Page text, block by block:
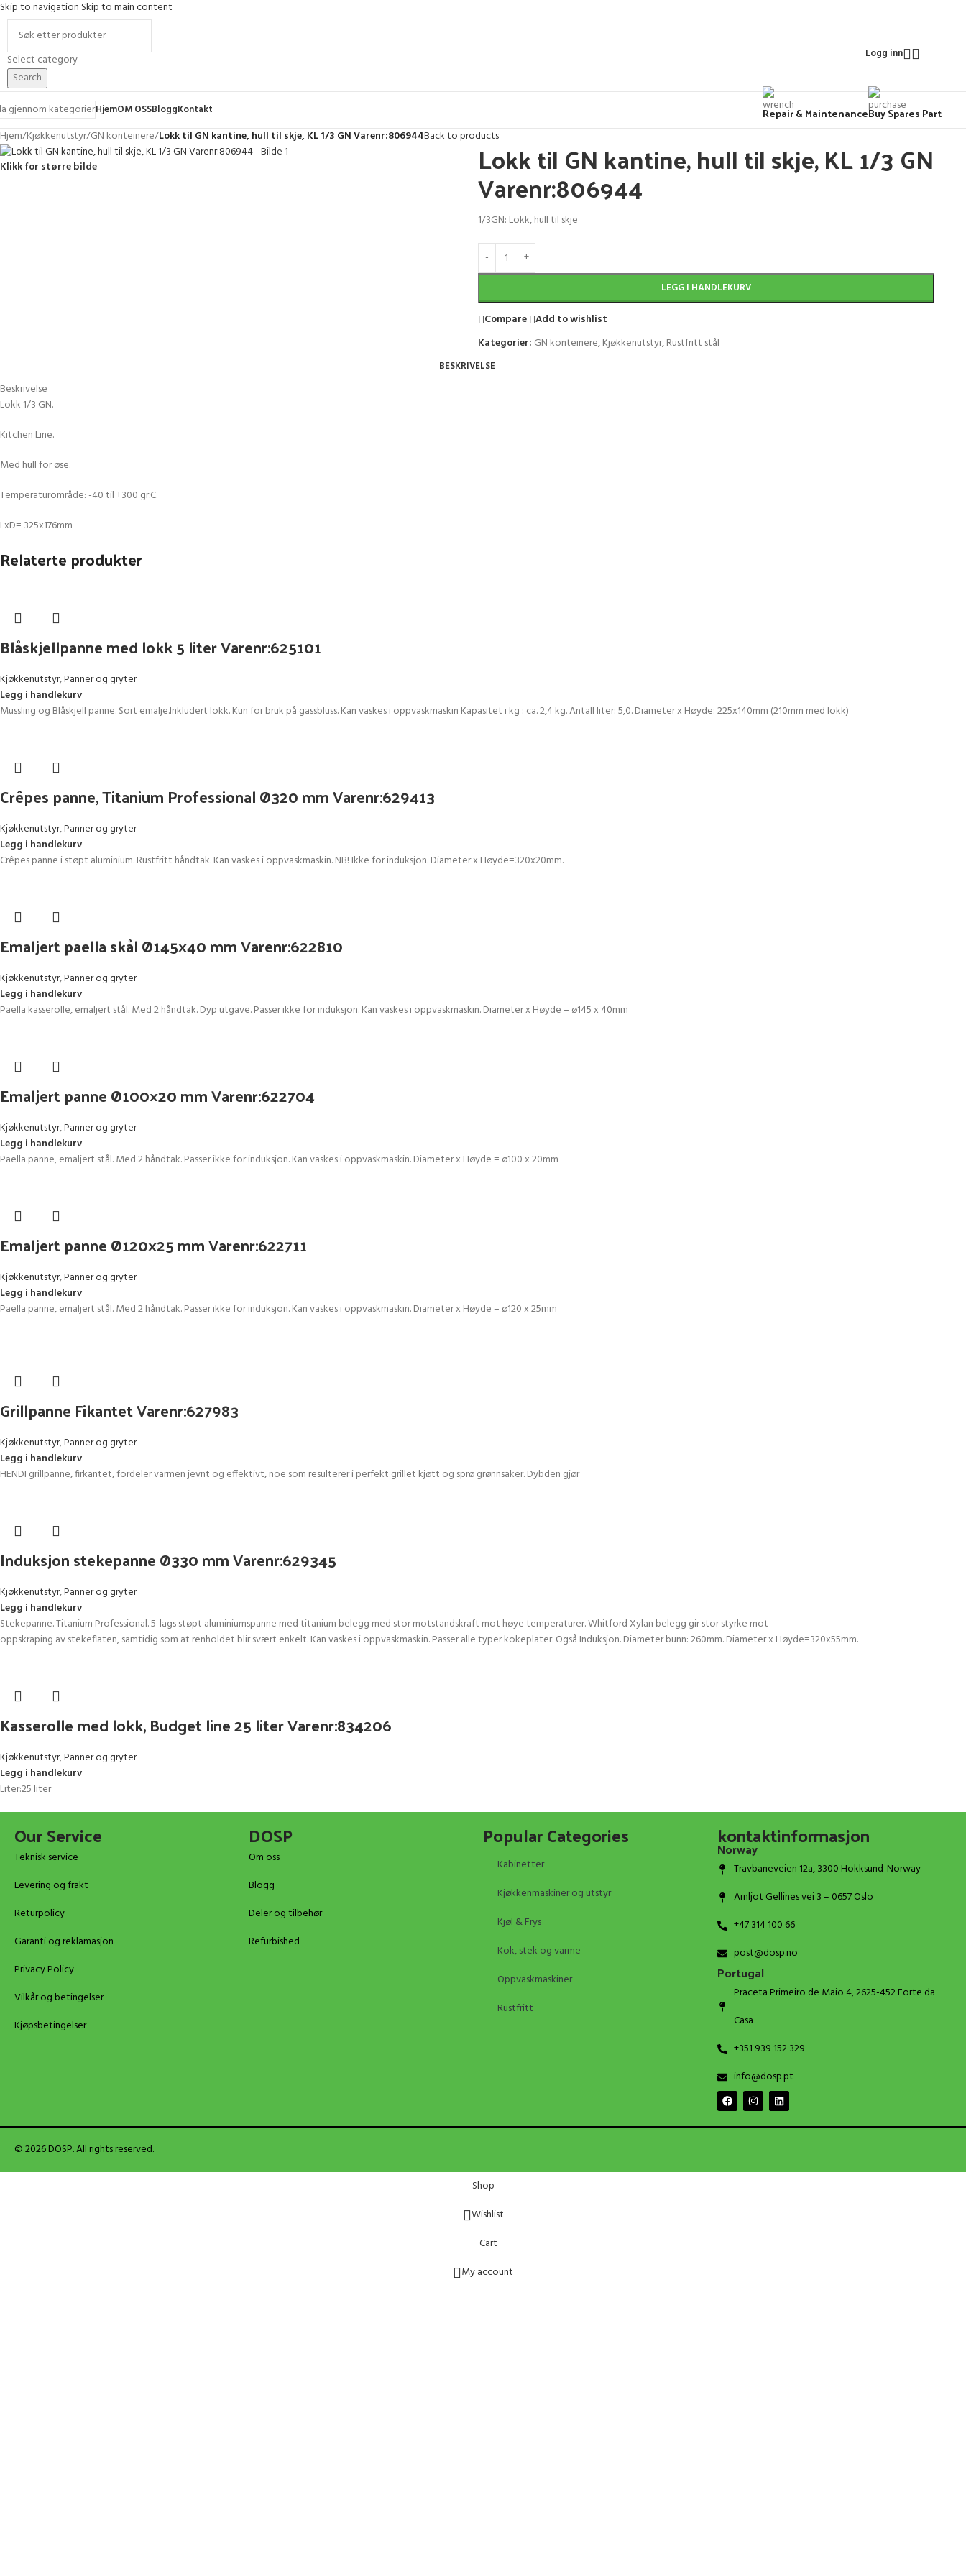
Skip to navigation Skip to main content
Select category
Search
Logg inn
gjennom kategorierHjemOM OSSBloggKontakt Repair & MaintenanceBuy Spares Part
Hjem/Kjøkkenutstyr/GN konteinere/Lokk til GN kantine, hull til skje, KL 1/3 GN Varenr:806944Back to products
Klikk for større bilde
Lokk til GN kantine, hull til skje, KL 1/3 GN
Varenr:806944
1/3GN: Lokk, hull til skje
LEGG I HANDLEKURV
Compare Add to wishlist
Kategorier: GN konteinere,Kjøkkenutstyr,Rustfritt stål
BESKRIVELSE
Beskrivelse
Lokk 1/3 GN.
Kitchen Line.
Med hull for øse.
Temperaturområde: -40 til +300 gr.C.
LxD= 325x176mm
Relaterte produkter
Blåskjellpanne med lokk 5 liter Varenr:625101
Kjøkkenutstyr,Panner og gryter
Legg i handlekurv
Mussling og Blåskjell panne. Sort emalje.Inkludert lokk. Kun for bruk på gassbluss. Kan vaskes i oppvaskmaskin Kapasitet i kg : ca. 2,4 kg. Antall liter: 5,0. Diameter x Høyde: 225x140mm (210mm med lokk)
Crêpes panne, Titanium Professional Ø320 mm Varenr:629413
Kjøkkenutstyr,Panner og gryter
Legg i handlekurv
Crêpes panne i støpt aluminium. Rustfritt håndtak. Kan vaskes i oppvaskmaskin. NB! Ikke for induksjon. Diameter x Høyde=320x20mm.
Emaljert paella skål Ø145×40 mm Varenr:622810
Kjøkkenutstyr,Panner og gryter
Legg i handlekurv
Paella kasserolle, emaljert stål. Med 2 håndtak. Dyp utgave. Passer ikke for induksjon. Kan vaskes i oppvaskmaskin. Diameter x Høyde = ø145 x 40mm
Emaljert panne Ø100×20 mm Varenr:622704
Kjøkkenutstyr,Panner og gryter
Legg i handlekurv
Paella panne, emaljert stål. Med 2 håndtak. Passer ikke for induksjon. Kan vaskes i oppvaskmaskin. Diameter x Høyde = ø100 x 20mm
Emaljert panne Ø120×25 mm Varenr:622711
Kjøkkenutstyr,Panner og gryter
Legg i handlekurv
Paella panne, emaljert stål. Med 2 håndtak. Passer ikke for induksjon. Kan vaskes i oppvaskmaskin. Diameter x Høyde = ø120 x 25mm
Grillpanne Fikantet Varenr:627983
Kjøkkenutstyr,Panner og gryter
Legg i handlekurv
HENDI grillpanne, firkantet, fordeler varmen jevnt og effektivt, noe som resulterer i perfekt grillet kjøtt og sprø grønnsaker. Dybden gjør
Induksjon stekepanne Ø330 mm Varenr:629345
Kjøkkenutstyr,Panner og gryter
Legg i handlekurv
Stekepanne. Titanium Professional. 5-lags støpt aluminiumspanne med titanium belegg med stor motstandskraft mot høye temperaturer. Whitford Xylan belegg gir stor styrke mot
oppskraping av stekeflaten, samtidig som at renholdet blir svært enkelt. Kan vaskes i oppvaskmaskin. Passer alle typer kokeplater. Også Induksjon. Diameter bunn: 260mm. Diameter x Høyde=320x55mm.
Kasserolle med lokk, Budget line 25 liter Varenr:834206
Kjøkkenutstyr,Panner og gryter
Legg i handlekurv
Liter:25 liter
Our Service
Teknisk service
Levering og frakt
Returpolicy
Garanti og reklamasjon
Privacy Policy
Vilkår og betingelser
Kjøpsbetingelser
DOSP
Om oss
Blogg
Deler og tilbehør
Refurbished
Popular Categories
Kabinetter
Kjøkkenmaskiner og utstyr
Kjøl & Frys
Kok, stek og varme
Oppvaskmaskiner
Rustfritt
kontaktinformasjon
Norway
Travbaneveien 12a, 3300 Hokksund-Norway
Arnljot Gellines vei 3 – 0657 Oslo
+47 314 100 66
post@dosp.no
Portugal
Praceta Primeiro de Maio 4, 2625-452 Forte da
Casa
+351 939 152 329
info@dosp.pt
© 2026 DOSP. All rights reserved.
Shop
Wishlist
Cart
My account